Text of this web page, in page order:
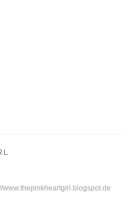
www.thepinkheartgirl.blogspot.de